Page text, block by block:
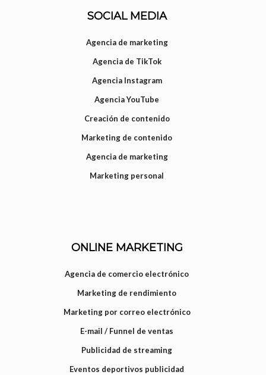
SOCIAL MEDIA
Agencia de marketing
Agencia de TikTok
Agencia Instagram
Agencia YouTube
Creación de contenido
Marketing de contenido
Agencia de marketing
Marketing personal
ONLINE MARKETING
Agencia de comercio electrónico
Marketing de rendimiento
Marketing por correo electrónico
E-mail / Funnel de ventas
Publicidad de streaming
Eventos deportivos publicidad